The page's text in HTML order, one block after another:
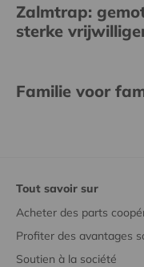
Zalmtrap:
sterke
Familie voor
Tout savoir sur
Acheter des parts
Profiter des avantages
Soutien à la société